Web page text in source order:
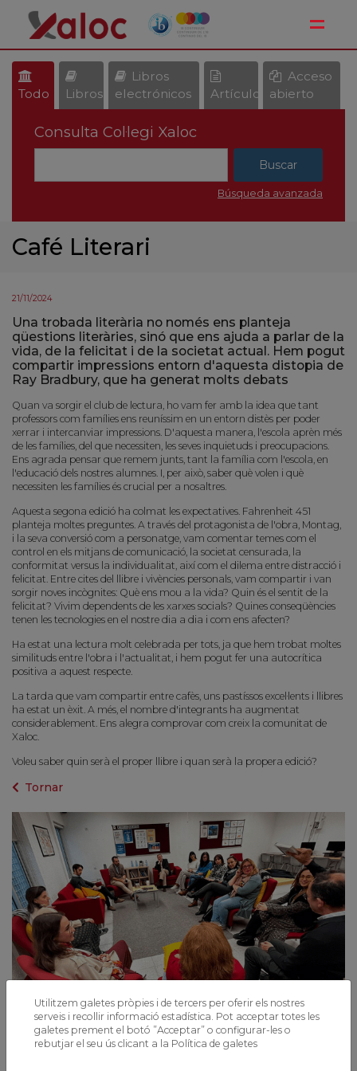
Todo Libros
Libros
electrónicos
Artículos
Acceso
abierto
Consulta Col·legi Xaloc
Búsqueda avanzada
Café Literari
21/11/2024
Una trobada literària no només ens planteja
qüestions literàries, sinó que ens ajuda a parlar de la
vida, de la felicitat i de la societat actual. Hem pogut
compartir impressions entorn d'aquesta distopia de
Ray Bradbury, que ha generat molts debats
Quan va sorgir el club de lectura, ho vam fer amb la idea que tant
professors com famílies ens reuníssim en un entorn distès per poder
xerrar i intercanviar impressions. D'aquesta manera, l'escola aprèn més
de les famílies, del que necessiten, les seves inquietuds i preocupacions.
Ens agrada pensar que remem junts, tant la família com l'escola, en
l'educació dels nostres alumnes. I, per això, saber què volen i què
necessiten les famílies és crucial per a nosaltres.
Aquesta segona edició ha colmat les expectatives. Fahrenheit 451
planteja moltes preguntes. A través del protagonista de l'obra, Montag,
i la seva conversió com a personatge, vam comentar temes com el
control en els mitjans de comunicació, la societat censurada, la
conformitat versus la individualitat, així com el dilema entre distracció i
felicitat. Entre cites del llibre i vivències personals, vam compartir i van
sorgir noves incògnites: Què ens mou a la vida? Quin és el sentit de la
felicitat? Vivim dependents de les xarxes socials? Quines conseqüències
tenen les tecnologies en el nostre dia a dia i com ens afecten?
Ha estat una lectura molt celebrada per tots, ja que hem trobat moltes
similituds entre l'obra i l'actualitat, i hem pogut fer una autocrítica
positiva a aquest respecte.
La tarda que vam compartir entre cafès, uns pastíssos excel·lents i llibres
ha estat un èxit. A més, el nombre d'integrants ha augmentat
considerablement. Ens alegra comprovar com creix la comunitat de
Xaloc.
Voleu saber quin serà el proper llibre i quan serà la propera edició?
Tornar
Utilitzem galetes pròpies i de tercers per oferir els nostres
serveis i recollir informació estadística. Pot acceptar totes les
galetes prement el botó ”Acceptar” o configurar-les o
rebutjar el seu ús clicant a la Política de galetes